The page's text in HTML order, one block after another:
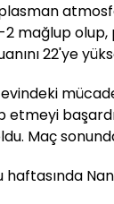
2 mağlup
22'ye
evindeki
etmeyi
Maç
haftasında